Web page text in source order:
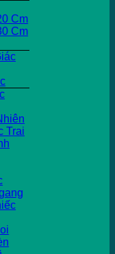
Cm
Cm
Trai